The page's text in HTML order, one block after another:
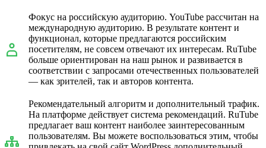
Фокус на российскую аудиторию. YouTube рассчитан на
международную аудиторию. В результате контент и
функционал, которые предлагаются российским
посетителям, не совсем отвечают их интересам. RuTube
больше ориентирован на наш рынок и развивается в
соответствии с запросами отечественных пользователей
— как зрителей, так и авторов контента.
Рекомендательный алгоритм и дополнительный трафик.
На платформе действует система рекомендаций. RuTube
предлагает ваш контент наиболее заинтересованным
пользователям. Вы можете воспользоваться этим, чтобы